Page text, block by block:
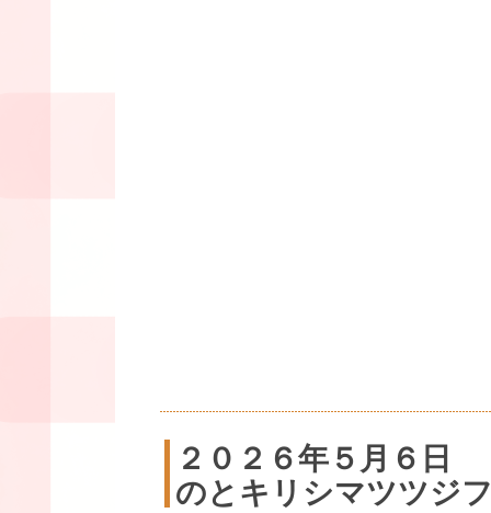
２０２６年５月６日
のとキリシマツツジ